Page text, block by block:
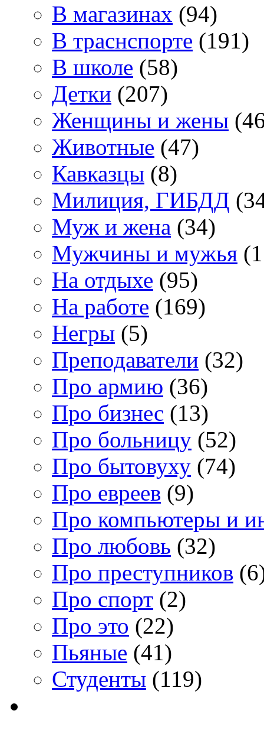
В магазинах (94)
В траснспорте (191)
В школе (58)
Детки (207)
Женщины и жены
Животные (47)
Кавказцы (8)
Милиция, ГИБДД
Муж и жена (34)
Мужчины и мужья
На отдыхе (95)
На работе (169)
Негры (5)
Преподаватели (32)
Про армию (36)
Про бизнес (13)
Про больницу (52)
Про бытовуху (74)
Про евреев (9)
Про компьютеры и
Про любовь (32)
Про преступников
Про спорт (2)
Про это (22)
Пьяные (41)
Студенты (119)